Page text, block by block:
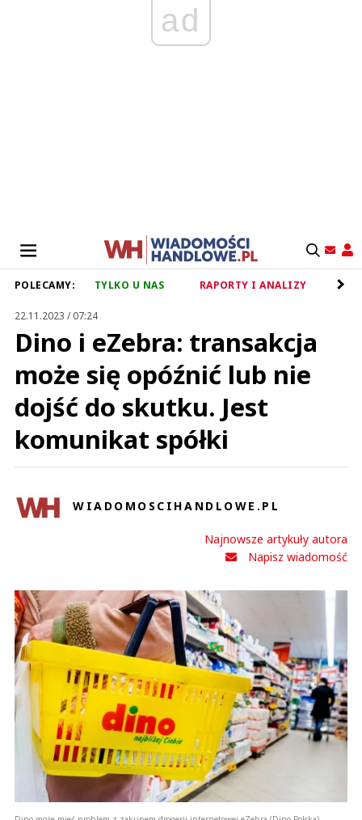
ad
POLECAMY: TYLKO U NAS RAPORTY I ANALIZY
22.11.2023 / 07:24
Dino i eZebra: transakcja
może się opóźnić lub nie
dojść do skutku. Jest
komunikat spółki
WIADOMOSCIHANDLOWE.PL
Najnowsze artykuły autora
Napisz wiadomość